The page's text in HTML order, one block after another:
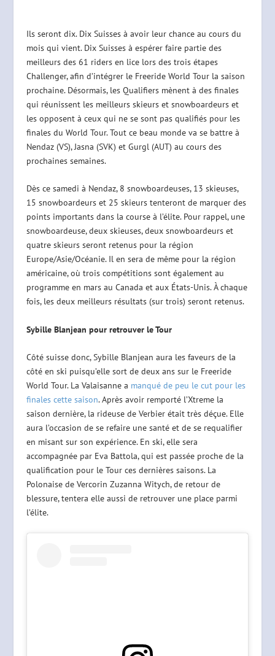
Ils seront dix. Dix Suisses à avoir leur chance au cours du
mois qui vient. Dix Suisses à espérer faire partie des
meilleurs des 61 riders en lice lors des trois étapes
Challenger, afin d’intégrer le Freeride World Tour la saison
prochaine. Désormais, les Qualifiers mènent à des finales
qui réunissent les meilleurs skieurs et snowboardeurs et
les opposent à ceux qui ne se sont pas qualifiés pour les
finales du World Tour. Tout ce beau monde va se battre à
Nendaz (VS), Jasna (SVK) et Gurgl (AUT) au cours des
prochaines semaines.
Dès ce samedi à Nendaz, 8 snowboardeuses, 13 skieuses,
15 snowboardeurs et 25 skieurs tenteront de marquer des
points importants dans la course à l’élite. Pour rappel, une
snowboardeuse, deux skieuses, deux snowboardeurs et
quatre skieurs seront retenus pour la région
Europe/Asie/Océanie. Il en sera de même pour la région
américaine, où trois compétitions sont également au
programme en mars au Canada et aux États-Unis. À chaque
fois, les deux meilleurs résultats (sur trois) seront retenus.
Sybille Blanjean pour retrouver le Tour
Côté suisse donc, Sybille Blanjean aura les faveurs de la
côté en ski puisqu’elle sort de deux ans sur le Freeride
World Tour. La Valaisanne a manqué de peu le cut pour les
finales cette saison. Après avoir remporté l’Xtreme la
saison dernière, la rideuse de Verbier était très déçue. Elle
aura l’occasion de se refaire une santé et de se requalifier
en misant sur son expérience. En ski, elle sera
accompagnée par Eva Battola, qui est passée proche de la
qualification pour le Tour ces dernières saisons. La
Polonaise de Vercorin Zuzanna Witych, de retour de
blessure, tentera elle aussi de retrouver une place parmi
l’élite.